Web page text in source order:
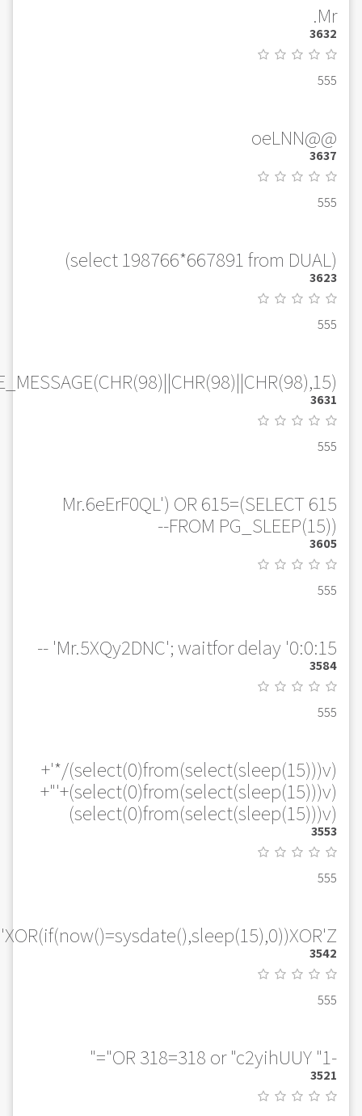
Mr.
3632
555
@@oeLNN
3637
555
(select 198766*667891 from DUAL)
3623
555
3631
555
Mr.6eErF0QL') OR 615=(SELECT 615
FROM PG_SLEEP(15))--
3605
555
Mr.5XQy2DNC'; waitfor delay '0:0:15' --
3584
555
(select(0)from(select(sleep(15)))v)/*'+
(select(0)from(select(sleep(15)))v)+'"+
(select(0)from(select(sleep(15)))v)
3553
555
3542
555
-1" OR 318=318 or "c2yihUUY"="
3521